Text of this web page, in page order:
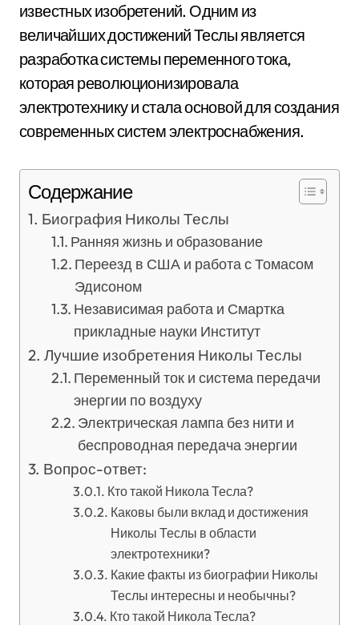
известных изобретений. Одним из
величайших достижений Теслы является
разработка системы переменного тока,
которая революционизировала
электротехнику и стала основой для создания
современных систем электроснабжения.
Содержание
Биография Николы Теслы
Ранняя жизнь и образование
Переезд в США и работа с Томасом
Эдисоном
Независимая работа и Смартка
прикладные науки Институт
Лучшие изобретения Николы Теслы
Переменный ток и система передачи
энергии по воздуху
Электрическая лампа без нити и
беспроводная передача энергии
Вопрос-ответ:
Кто такой Никола Тесла?
Каковы были вклад и достижения
Николы Теслы в области
электротехники?
Какие факты из биографии Николы
Теслы интересны и необычны?
Кто такой Никола Тесла?